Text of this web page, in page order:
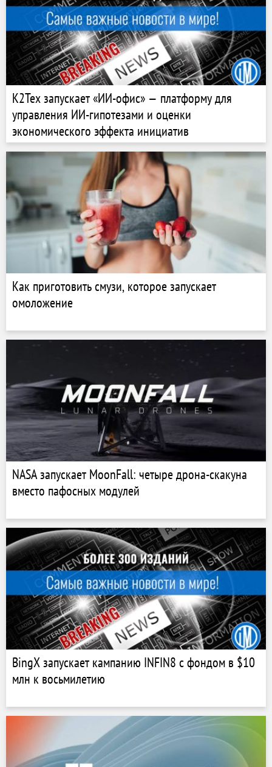
К2Тех запускает «ИИ-офис» — платформу для
управления ИИ-гипотезами и оценки
экономического эффекта инициатив
Как приготовить смузи, которое запускает
омоложение
NASA запускает MoonFall: четыре дрона-скакуна
вместо пафосных модулей
BingX запускает кампанию INFIN8 с фондом в $10
млн к восьмилетию